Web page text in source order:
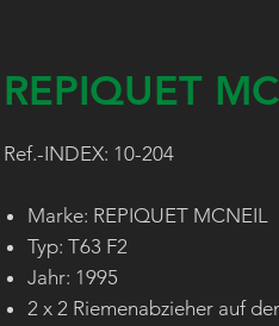
REPIQUET
Ref.-INDEX: 10-204
Marke: REPIQUET MCNEIL
Typ: T63 F2
Jahr: 1995
2 x 2 Riemenabzieher auf